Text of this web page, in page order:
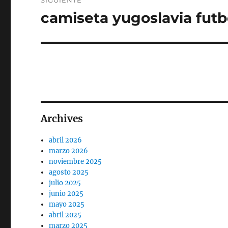
Entrada
camiseta yugoslavia
Archives
abril 2026
marzo 2026
noviembre 2025
agosto 2025
julio 2025
junio 2025
mayo 2025
abril 2025
marzo 2025